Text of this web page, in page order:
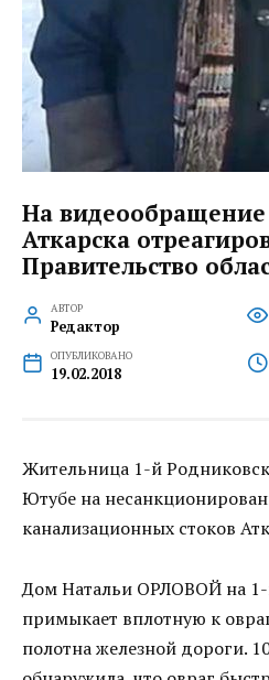
На
Аткарска
Правительство
АВТОР
Редактор
ОПУБЛИКОВАНО
19.02.2018
Жительница 1-й
Ютубе на
канализационных стоков
Дом Натальи ОРЛОВОЙ на
примыкает вплотную к
полотна железной дороги.